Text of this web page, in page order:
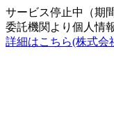
サービス停止中（期
委託機関より個人情
詳細はこちら(株式会